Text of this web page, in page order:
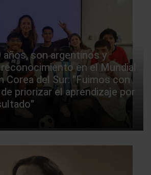
años, son argentinos y
en el Mundial
Corea del Sur: "Fuimos con
priorizar el aprendizaje por